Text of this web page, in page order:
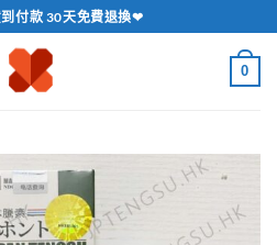
付款 30天免費退換❤
0